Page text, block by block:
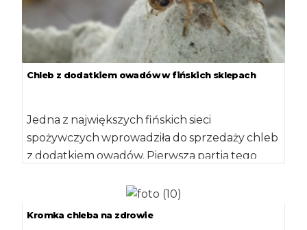
Chleb z dodatkiem owadów w fińskich sklepach
Jedna z największych fińskich sieci
spożywczych wprowadziła do sprzedaży chleb
z dodatkiem owadów. Pierwsza partia tego
Kromka chleba na zdrowie